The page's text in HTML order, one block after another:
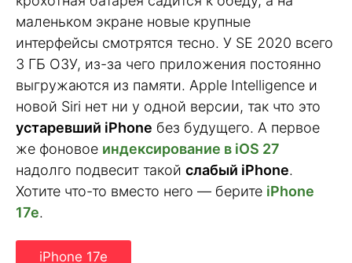
маленьком экране новые крупные
интерфейсы смотрятся тесно. У SE 2020 всего
3 ГБ ОЗУ, из-за чего приложения постоянно
выгружаются из памяти. Apple Intelligence и
новой Siri нет ни у одной версии, так что это
устаревший iPhone без будущего. А первое
же фоновое индексирование в iOS 27
надолго подвесит такой слабый iPhone.
Хотите что-то вместо него — берите iPhone
17e.
iPhone 17e